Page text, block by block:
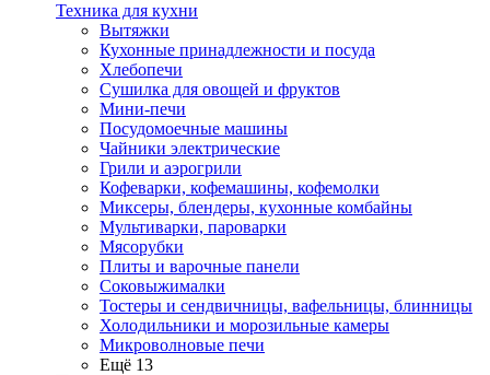
Техника для кухни
Вытяжки
Кухонные принадлежности и посуда
Хлебопечи
Сушилка для овощей и фруктов
Мини-печи
Посудомоечные машины
Чайники электрические
Грили и аэрогрили
Кофеварки, кофемашины, кофемолки
Миксеры, блендеры, кухонные комбайны
Мультиварки, пароварки
Мясорубки
Плиты и варочные панели
Соковыжималки
Тостеры и сендвичницы, вафельницы, блинницы
Холодильники и морозильные камеры
Микроволновые печи
Ещё 13